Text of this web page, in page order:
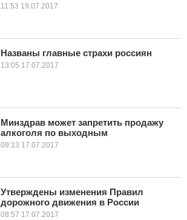
11:53 19.07.2017
Названы главные страхи россиян
13:05 17.07.2017
Минздрав может запретить продажу
алкоголя по выходным
09:13 17.07.2017
Утверждены изменения Правил
дорожного движения в России
08:57 17.07.2017